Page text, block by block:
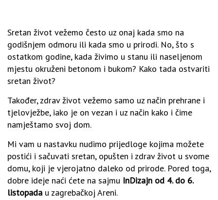
Sretan život vežemo često uz onaj kada smo na
godišnjem odmoru ili kada smo u prirodi. No, što s
ostatkom godine, kada živimo u stanu ili naseljenom
mjestu okruženi betonom i bukom? Kako tada ostvariti
sretan život?
Također, zdrav život vežemo samo uz način prehrane i
tjelovježbe, iako je on vezan i uz način kako i čime
namještamo svoj dom.
Mi vam u nastavku nudimo prijedloge kojima možete
postići i sačuvati sretan, opušten i zdrav život u svome
domu, koji je vjerojatno daleko od prirode. Pored toga,
dobre ideje naći ćete na sajmu InDizajn od 4. do 6.
listopada u zagrebačkoj Areni.